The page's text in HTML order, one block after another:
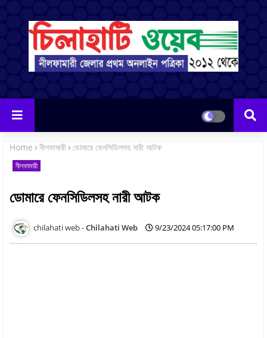
Home নীলফামারী ডোমারে ফেনসিডিলসহ নারী আটক
নীলফামারী
ডোমারে ফেনসিডিলসহ নারী আটক
Chilahati Web 9/23/2024 05:17:00 PM